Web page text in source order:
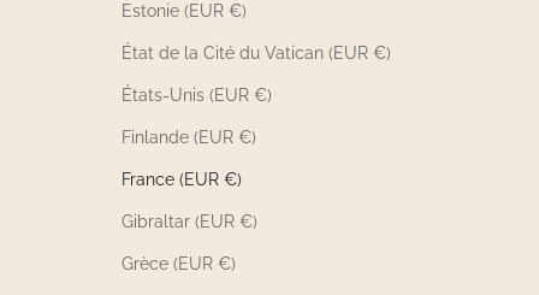
Estonie (EUR €)
État de la Cité du Vatican (EUR €)
États-Unis (EUR €)
Finlande (EUR €)
France (EUR €)
Gibraltar (EUR €)
Grèce (EUR €)